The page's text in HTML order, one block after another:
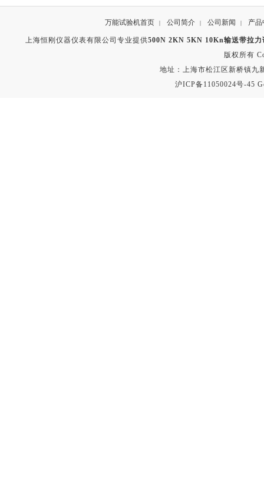
万能试验机首页 | 公司简介 | 公司新闻 | 产品
上海恒刚仪器仪表有限公司专业提供500N 2KN 5KN 10Kn输送带拉力
版权所有
地址：上海市松江区新桥镇九
沪ICP备11050024号-45